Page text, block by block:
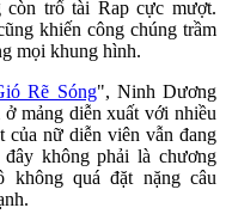
trổ tài Rap cực mượt.
khiến công chúng trầm
mọi khung hình.
Rẽ Sóng", Ninh Dương
mảng diễn xuất với nhiều
của nữ diễn viên vẫn đang
không phải là chương
không quá đặt nặng câu